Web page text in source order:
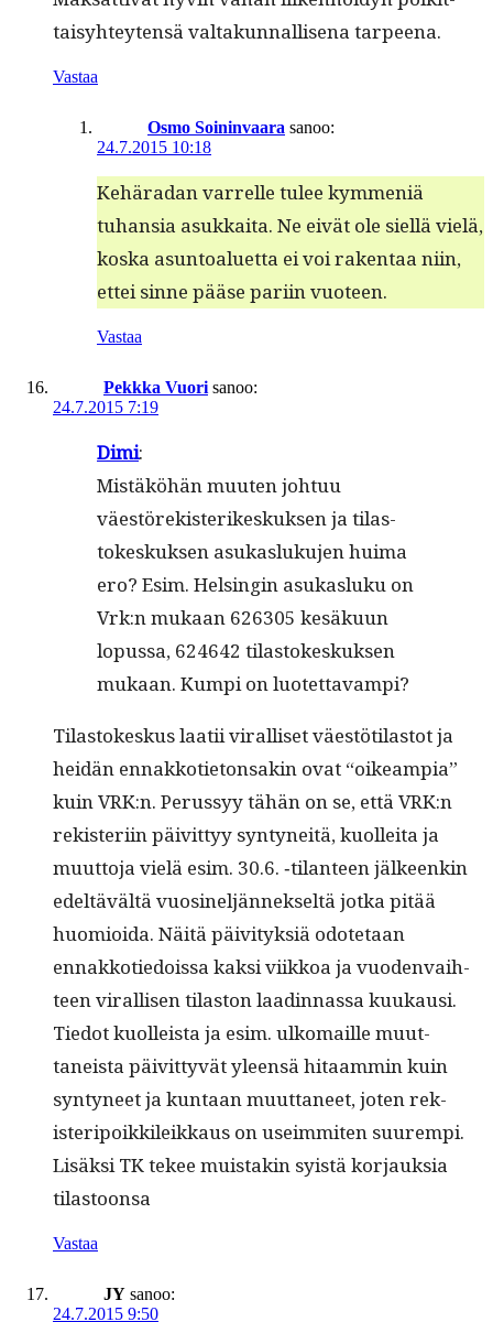
taisy­hteyten­sä val­takun­nal­lise­na tarpeena.
Vastaa
Osmo Soininvaara sanoo:
24.7.2015 10:18
Kehäradan var­relle tulee kym­meniä
tuhan­sia asukkai­ta. Ne eivät ole siel­lä vielä,
kos­ka asun­toaluet­ta ei voi rak­en­taa niin,
ettei sinne pääse pari­in vuoteen.
Vastaa
Pekkka Vuori sanoo:
24.7.2015 7:19
Dimi:
Mis­täköhän muuten johtuu
väestörek­isterikeskuk­sen ja tilas­
tokeskuk­sen asukasluku­jen huima
ero? Esim. Helsin­gin asukasluku on
Vrk:n mukaan 626305 kesäku­un
lopus­sa, 624642 tilas­tokeskuk­sen
mukaan. Kumpi on luotettavampi?
Tilas­tokeskus laatii viral­liset väestöti­las­tot ja
hei­dän ennakkoti­eton­sakin ovat “oikeampia”
kuin VRK:n. Perussyy tähän on se, että VRK:n
rek­isteri­in päivit­tyy syn­tyneitä, kuollei­ta ja
muut­to­ja vielä esim. 30.6. ‑tilanteen jäl­keenkin
edeltävältä vuosineljän­nek­seltä jot­ka pitää
huomioi­da. Näitä päiv­i­tyk­siä odote­taan
ennakkotiedois­sa kak­si viikkoa ja vuo­den­vai­h­
teen viral­lisen tilas­ton laadin­nas­sa kuukausi.
Tiedot kuolleista ja esim. ulko­maille muut­
taneista päivit­tyvät yleen­sä hitaam­min kuin
syn­tyneet ja kun­taan muut­ta­neet, joten rek­
isteripoikkileikkaus on useim­miten suurempi.
Lisäk­si TK tekee muis­takin syistä kor­jauk­sia
tilastoonsa
Vastaa
JY sanoo:
24.7.2015 9:50